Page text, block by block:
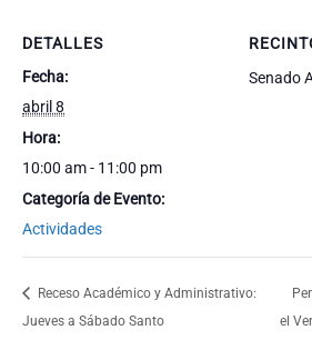
DETALLES
Fecha:
abril 8
Hora:
10:00 am - 11:00 pm
Categoría de Evento:
Actividades
Senado
Receso Académico y Administrativo:
Jueves a Sábado Santo
el